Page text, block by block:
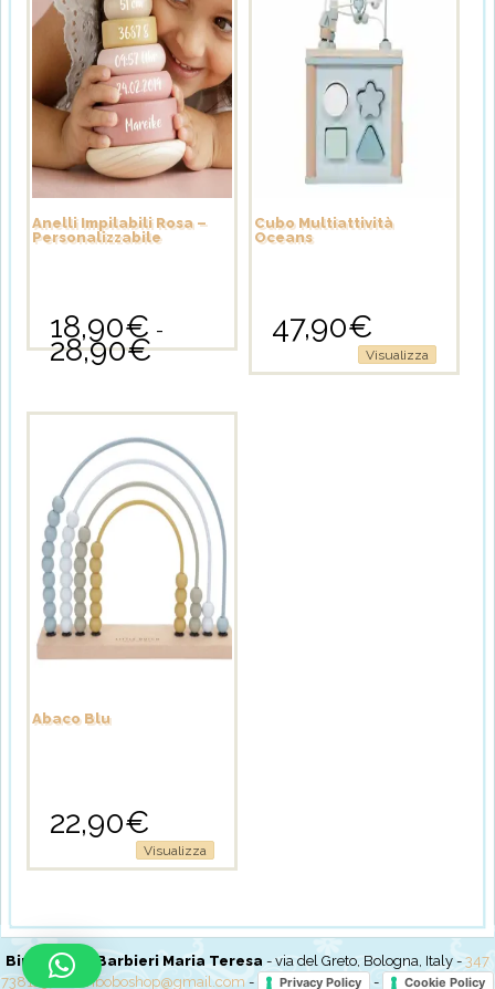
Anelli Impilabili Rosa –
Personalizzabile
18,90€ -
28,90€Fascia
da
a
28,90€
Questo
più
opzioni
possono
essere
scelte
nella
pagina
del
prodotto
Cubo Multiattività
Oceans
47,90€
Visualizza
Abaco Blu
22,90€
Visualizza
BimboBo di Barbieri Maria Teresa - via del Greto, Bologna, Italy - 347
7381237-bimboboshop@gmail.com - Privacy Policy - Cookie Policy